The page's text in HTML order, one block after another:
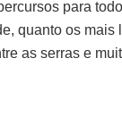
para
quanto os
as serras e